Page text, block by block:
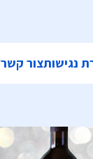
נגישותצור קשר